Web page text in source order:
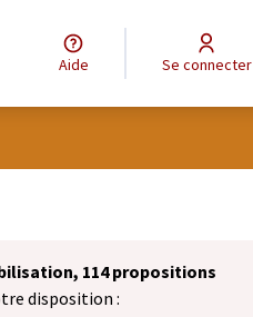
Aide Se connecter
114 propositions
disposition :